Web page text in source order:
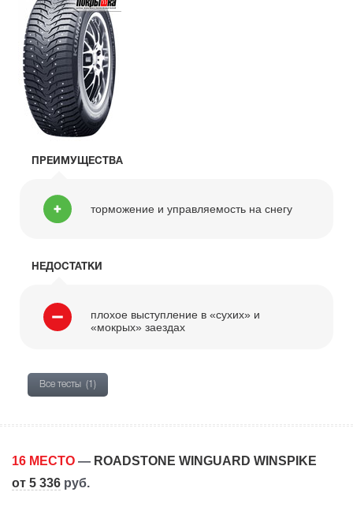
ПРЕИМУЩЕСТВА
торможение и управляемость на снегу
НЕДОСТАТКИ
плохое выступление в «сухих» и
«мокрых» заездах
Все тесты (1)
16 МЕСТО — ROADSTONE WINGUARD WINSPIKE
от 5 336 руб.